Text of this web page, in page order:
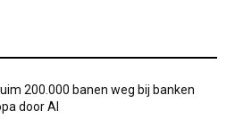
200.000 banen weg bij banken
door AI